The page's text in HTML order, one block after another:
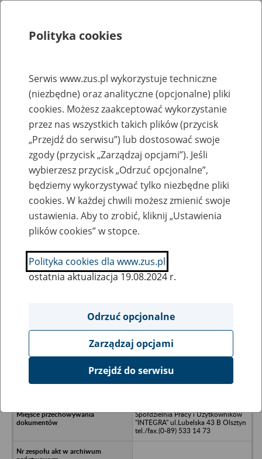
Rejestry, ewidencje i archiwa
Baza zlikwidowanych lub
przekształconych zakładów pracy
Nazwa zakładu pracy:
SZUKAJ
Ukryj wszystkie pozycje bazy
Spółdzielnia Mieszkaniowa w
Spółdzielnia Pracy i Użytkowników
"INTEGRA" ul.Lubelska 43 B Olsztyn
tel./fax.(0-89) 533 14 73
Polityka cookies
Serwis www.zus.pl wykorzystuje techniczne
(niezbędne) oraz analityczne (opcjonalne) pliki
cookies. Możesz zaakceptować wykorzystanie
przez nas wszystkich takich plików (przycisk
„Przejdź do serwisu”) lub dostosować swoje
zgody (przycisk „Zarządzaj opcjami”). Jeśli
wybierzesz przycisk „Odrzuć opcjonalne”,
będziemy wykorzystywać tylko niezbędne pliki
cookies. W każdej chwili możesz zmienić swoje
ustawienia. Aby to zrobić, kliknij „Ustawienia
plików cookies” w stopce.
Polityka cookies dla www.zus.pl
ostatnia aktualizacja 19.08.2024 r.
Odrzuć opcjonalne
Zarządzaj opcjami
Przejdź do serwisu